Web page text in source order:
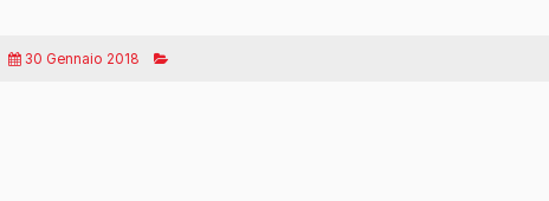
30 Gennaio 2018